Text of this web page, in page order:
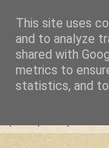
Cursuri
Dragoste de la
This site uses
and to analyze
shared with
metrics to
statistics, and